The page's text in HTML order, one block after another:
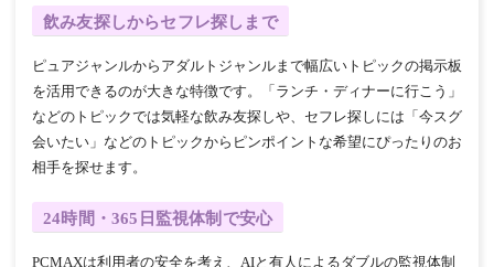
飲み友探しからセフレ探しまで
ピュアジャンルからアダルトジャンルまで幅広いトピックの掲示板
を活用できるのが大きな特徴です。「ランチ・ディナーに行こう」
などのトピックでは気軽な飲み友探しや、セフレ探しには「今スグ
会いたい」などのトピックからピンポイントな希望にぴったりのお
相手を探せます。
24時間・365日監視体制で安心
PCMAXは利用者の安全を考え、AIと有人によるダブルの監視体制